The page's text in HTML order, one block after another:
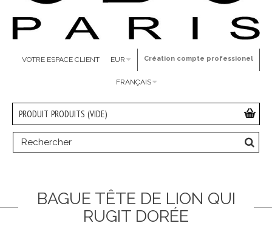
VOTRE ESPACE CLIENT Création compte professionel
EUR
FRANÇAIS
PRODUIT PRODUITS (VIDE)
BAGUE TÊTE DE LION QUI
RUGIT DORÉE